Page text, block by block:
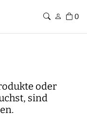
0
oder
sind